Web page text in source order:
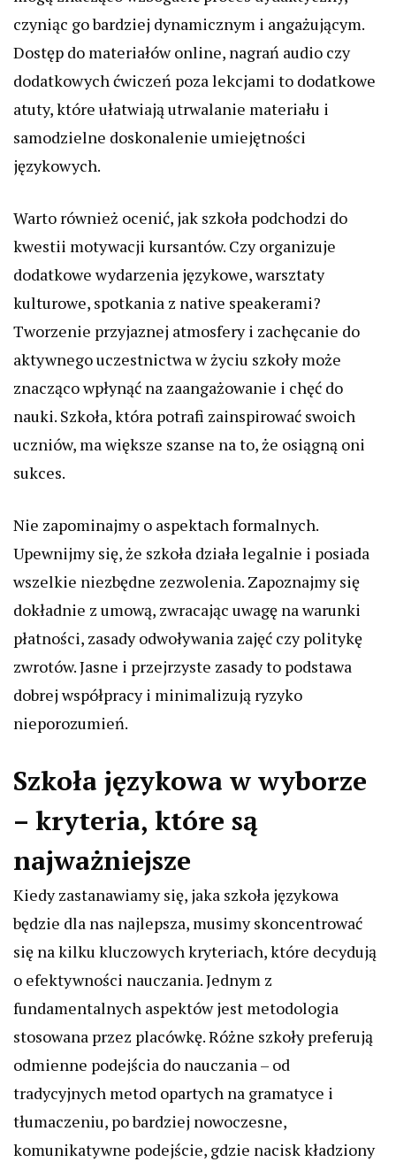
czyniąc go bardziej dynamicznym i angażującym.
Dostęp do materiałów online, nagrań audio czy
dodatkowych ćwiczeń poza lekcjami to dodatkowe
atuty, które ułatwiają utrwalanie materiału i
samodzielne doskonalenie umiejętności
językowych.
Warto również ocenić, jak szkoła podchodzi do
kwestii motywacji kursantów. Czy organizuje
dodatkowe wydarzenia językowe, warsztaty
kulturowe, spotkania z native speakerami?
Tworzenie przyjaznej atmosfery i zachęcanie do
aktywnego uczestnictwa w życiu szkoły może
znacząco wpłynąć na zaangażowanie i chęć do
nauki. Szkoła, która potrafi zainspirować swoich
uczniów, ma większe szanse na to, że osiągną oni
sukces.
Nie zapominajmy o aspektach formalnych.
Upewnijmy się, że szkoła działa legalnie i posiada
wszelkie niezbędne zezwolenia. Zapoznajmy się
dokładnie z umową, zwracając uwagę na warunki
płatności, zasady odwoływania zajęć czy politykę
zwrotów. Jasne i przejrzyste zasady to podstawa
dobrej współpracy i minimalizują ryzyko
nieporozumień.
Szkoła językowa w wyborze
– kryteria, które są
najważniejsze
Kiedy zastanawiamy się, jaka szkoła językowa
będzie dla nas najlepsza, musimy skoncentrować
się na kilku kluczowych kryteriach, które decydują
o efektywności nauczania. Jednym z
fundamentalnych aspektów jest metodologia
stosowana przez placówkę. Różne szkoły preferują
odmienne podejścia do nauczania – od
tradycyjnych metod opartych na gramatyce i
tłumaczeniu, po bardziej nowoczesne,
komunikatywne podejście, gdzie nacisk kładziony